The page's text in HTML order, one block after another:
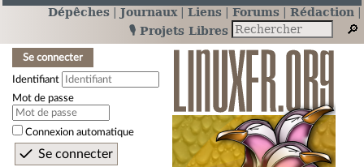
Dépêches Journaux Liens Forums
Rédaction
🎙️ Projets Libres
Se connecter
Identifiant
Mot de passe
Connexion automatique